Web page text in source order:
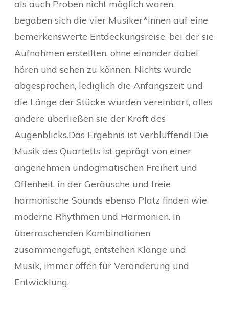
als auch Proben nicht möglich waren,
begaben sich die vier Musiker*innen auf eine
bemerkenswerte Entdeckungsreise, bei der sie
Aufnahmen erstellten, ohne einander dabei
hören und sehen zu können. Nichts wurde
abgesprochen, lediglich die Anfangszeit und
die Länge der Stücke wurden vereinbart, alles
andere überließen sie der Kraft des
Augenblicks.Das Ergebnis ist verblüffend! Die
Musik des Quartetts ist geprägt von einer
angenehmen undogmatischen Freiheit und
Offenheit, in der Geräusche und freie
harmonische Sounds ebenso Platz finden wie
moderne Rhythmen und Harmonien. In
überraschenden Kombinationen
zusammengefügt, entstehen Klänge und
Musik, immer offen für Veränderung und
Entwicklung.